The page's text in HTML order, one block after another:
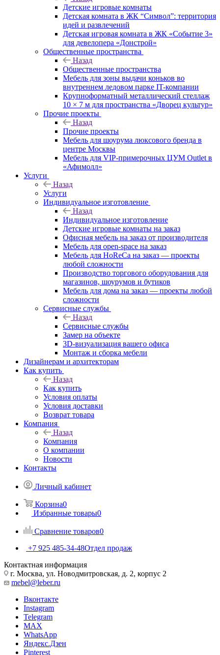
Детские игровые комнаты
Детская комната в ЖК “Символ”: территория
идей и развлечений
Детская игровая комната в ЖК «Событие 3»
для девелопера «Донстрой»
Общественные пространства
Назад
Общественные пространства
Мебель для зоны выдачи коньков во
внутреннем ледовом парке IT-компании
Крупноформатный металлический стеллаж
10 × 7 м для пространства «Дворец культур»
Прочие проекты
Назад
Прочие проекты
Мебель для шоурума люксового бренда в
центре Москвы
Мебель для VIP-примерочных ЦУМ Outlet в
«Афимолл»
Услуги
Назад
Услуги
Индивидуальное изготовление
Назад
Индивидуальное изготовление
Детские игровые комнаты на заказ
Офисная мебель на заказ от производителя
Мебель для open-space на заказ
Мебель для HoReCa на заказ — проекты
любой сложности
Производство торгового оборудования для
магазинов, шоурумов и бутиков
Мебель для дома на заказ — проекты любой
сложности
Сервисные службы
Назад
Сервисные службы
Замер на объекте
3D-визуализация вашего офиса
Монтаж и сборка мебели
Дизайнерам и архитекторам
Как купить
Назад
Как купить
Условия оплаты
Условия доставки
Возврат товара
Компания
Назад
Компания
О компании
Новости
Контакты
Личный кабинет
Корзина0
Избранные товары0
Сравнение товаров0
+7 925 485-34-48Отдел продаж
Контактная информация
г. Москва, ул. Новодмитровская, д. 2, корпус 2
mebel@leber.ru
Вконтакте
Instagram
Telegram
MAX
WhatsApp
Яндекс.Дзен
Pinterest